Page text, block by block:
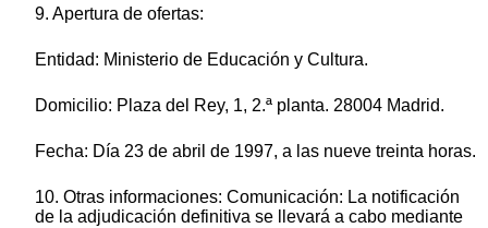
9. Apertura de ofertas:
Entidad: Ministerio de Educación y Cultura.
Domicilio: Plaza del Rey, 1, 2.ª planta. 28004 Madrid.
Fecha: Día 23 de abril de 1997, a las nueve treinta horas.
10. Otras informaciones: Comunicación: La notificación
de la adjudicación definitiva se llevará a cabo mediante